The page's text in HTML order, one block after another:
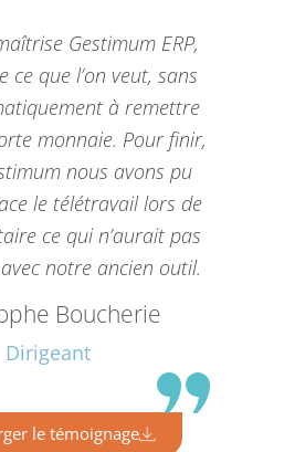
Gestimum ERP,
ce que l’on veut, sans
à remettre
monnaie. Pour finir,
nous avons pu
le télétravail lors de
ce qui n’aurait pas
notre ancien outil.
Boucherie
Dirigeant
le témoignage